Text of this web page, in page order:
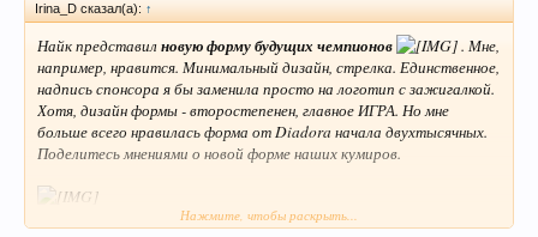
Irina_D сказал(а): ↑
Найк представилновую форму будущих чемпионов
. Мне,
например, нравится. Минимальный дизайн, стрелка. Единственное,
надпись спонсора я бы заменила просто на логотип с зажигалкой.
Хотя, дизайн формы - второстепенен, главное ИГРА. Но мне
больше всего нравилась форма от Diadora начала двухтысячных.
Поделитесь мнениями о новой форме наших кумиров.
Нажмите, чтобы раскрыть...